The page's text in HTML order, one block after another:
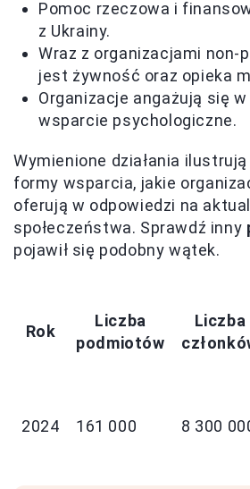
Pomoc rzeczowa i
z Ukrainy.
Wraz z organizacjami
jest żywność oraz opieka
Organizacje angażują się
wsparcie psychologiczne.
Wymienione działania
formy wsparcia, jakie
oferują w odpowiedzi na
społeczeństwa. Sprawdź inny
pojawił się podobny wątek.
Rok
Liczba
podmiotów
Liczba
2024 161 000 8 300